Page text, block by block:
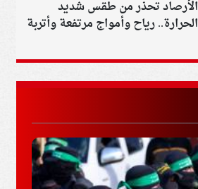
الأرصاد تحذر من طقس شديد
الحرارة.. رياح وأمواج مرتفعة وأتربة